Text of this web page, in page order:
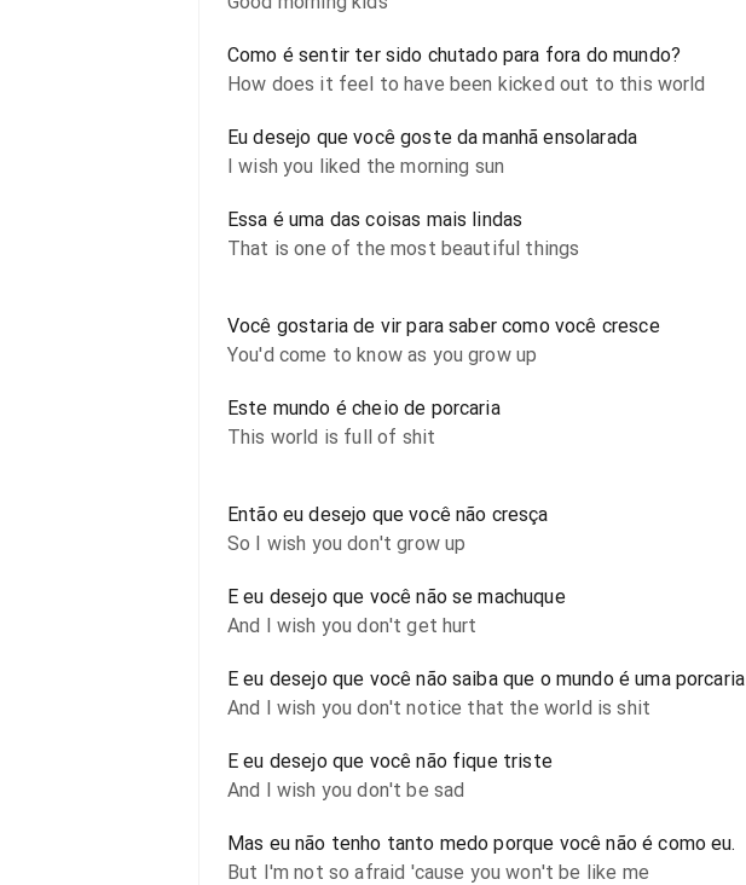
Como é sentir ter sido chutado para fora do mundo?
How does it feel to have been kicked out to this world
Eu desejo que você goste da manhã ensolarada
I wish you liked the morning sun
Essa é uma das coisas mais lindas
That is one of the most beautiful things
Você gostaria de vir para saber como você cresce
You'd come to know as you grow up
Este mundo é cheio de porcaria
This world is full of shit
Então eu desejo que você não cresça
So I wish you don't grow up
E eu desejo que você não se machuque
And I wish you don't get hurt
E eu desejo que você não saiba que o mundo é uma porcaria
And I wish you don't notice that the world is shit
E eu desejo que você não fique triste
And I wish you don't be sad
Mas eu não tenho tanto medo porque você não é como eu.
But I'm not so afraid 'cause you won't be like me